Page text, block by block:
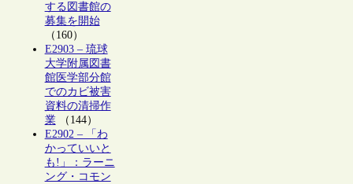
する図書館の
募集を開始
（160）
E2903 – 琉球
大学附属図書
館医学部分館
でのカビ被害
資料の清掃作
業（144）
E2902 – 「わ
かっていいと
も!」：ラーニ
ング・コモン